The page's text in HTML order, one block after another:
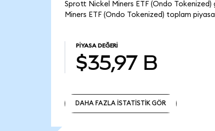
Sprott Nickel Miners ETF (Ondo Tokenized)
Miners ETF (Ondo Tokenized) toplam
PIYASA DEĞERI
$35,97 B
DAHA FAZLA İSTATİSTİK GÖR